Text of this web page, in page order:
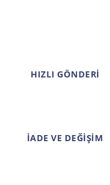
HIZLI GÖNDERİ
İADE VE DEĞİŞİM